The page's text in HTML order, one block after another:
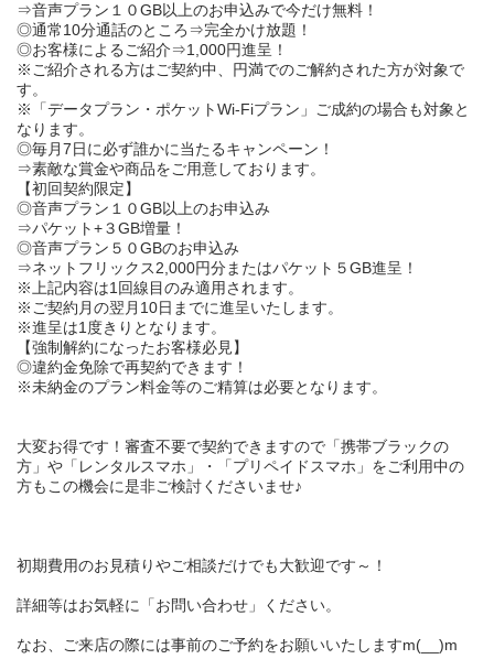
⇒音声プラン １０GB以上のお申込みで今だけ無料 ！
◎通常10分通話のところ⇒完全かけ放題！
◎お客様によるご紹介⇒1,000円進呈！
※ご紹介される方はご契約中、円満でのご解約された方が対象で
す。
※「データプラン・ポケットWi-Fiプラン」ご成約の場合も対象と
なります。
◎毎月7日に必ず誰かに当たるキャンペーン！
⇒素敵な賞金や商品をご用意しております。
【初回契約限定】
◎音声プラン １０GB以上のお申込み
⇒パケット+３GB増量！
◎音声プラン ５０GBのお申込み
⇒ネットフリックス2,000円分またはパケット５GB進呈！
※上記内容は1回線目のみ適用されます。
※ご契約月の翌月10日までに進呈いたします。
※進呈は1度きりとなります。
【強制解約になったお客様必見】
◎違約金免除で再契約できます！
※未納金のプラン料金等のご精算は必要となります。
大変お得です！審査不要で契約できますので「携帯ブラックの
方」や「 レンタルスマホ 」・「プリペイドスマホ 」をご利用中の
方もこの機会に是非ご検討くださいませ♪
初期費用のお見積りやご相談だけでも大歓迎です～！
詳細等はお気軽に「お問い合わせ 」ください。
なお、ご来店の際には事前のご予約をお願いいたしますm(__)m